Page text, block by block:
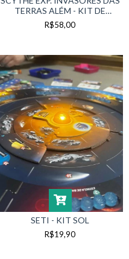
TERRAS ALÉM - KIT DE
MOEDAS
R$58,00
SETI - KIT SOL
R$19,90